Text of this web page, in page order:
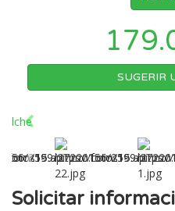
SUGERIR
Solicitar